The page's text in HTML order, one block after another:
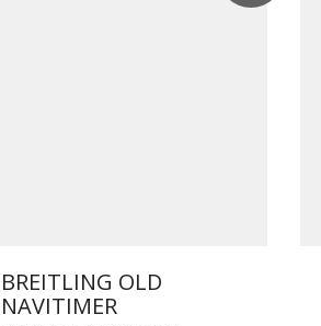
BREITLING OLD
NAVITIMER